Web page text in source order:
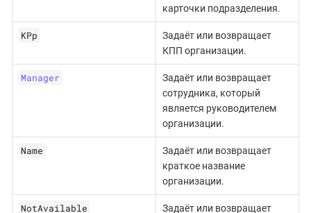
карточки подразделения.
KPp
Задаёт или возвращает
КПП организации.
Manager
Задаёт или возвращает
сотрудника, который
является руководителем
организации.
Name
Задаёт или возвращает
краткое название
организации.
NotAvailable
Задаёт или возвращает